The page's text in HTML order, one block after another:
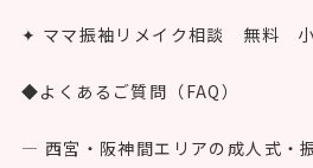
✦ ママ振袖リメイク相談 無料
◆よくあるご質問（FAQ）
― 西宮・阪神間エリアの成人式・